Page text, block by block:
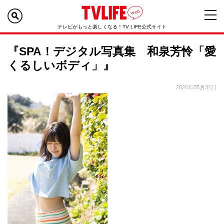
テレビがもっと楽しくなる！TV LIFE公式サイト
『SPA！デジタル写真集 和泉芳怜「愛
くるしいボディ」』
2026年05月31日